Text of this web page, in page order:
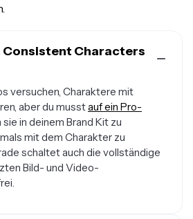
Consistent Characters
versuchen, Charaktere mit
aber du musstauf ein Pro-
sie in deinem Brand Kit zu
mit dem Charakter zu
schaltet auch die vollständige
Bild- und Video-